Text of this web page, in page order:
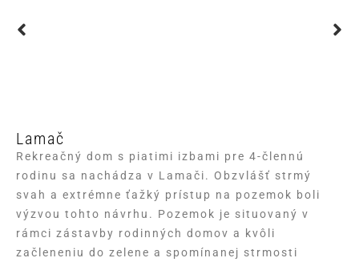
Lamač
Rekreačný dom s piatimi izbami pre 4-člennú
rodinu sa nachádza v Lamači. Obzvlášť strmý
svah a extrémne ťažký prístup na pozemok boli
výzvou tohto návrhu. Pozemok je situovaný v
rámci zástavby rodinných domov a kvôli
začleneniu do zelene a spomínanej strmosti